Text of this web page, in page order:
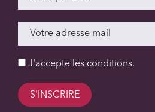
J'accepte les conditions.